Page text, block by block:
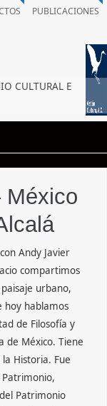
PUBLICACIONES
CULTURAL E
México
Andy Javier
compartimos
urbano,
hoy hablamos
de Filosofía y
de México. Tiene
Historia. Fue
Patrimonio